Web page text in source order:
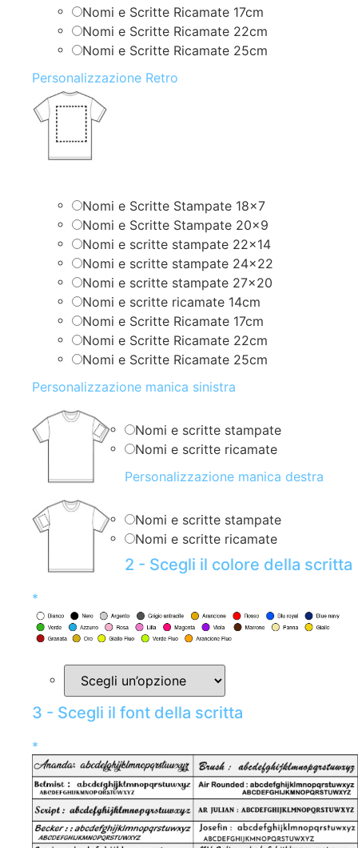
Nomi e Scritte Ricamate 17cm
Nomi e Scritte Ricamate 22cm
Nomi e Scritte Ricamate 25cm
Personalizzazione Retro
Nomi e Scritte Stampate 18×7
Nomi e Scritte Stampate 20×9
Nomi e scritte stampate 22×14
Nomi e scritte stampate 24×22
Nomi e scritte stampate 27×20
Nomi e scritte ricamate 14cm
Nomi e Scritte Ricamate 17cm
Nomi e Scritte Ricamate 22cm
Nomi e Scritte Ricamate 25cm
Personalizzazione manica sinistra
Nomi e scritte stampate
Nomi e scritte ricamate
Personalizzazione manica destra
Nomi e scritte stampate
Nomi e scritte ricamate
2 - Scegli il colore della scritta
*
3 - Scegli il font della scritta
*